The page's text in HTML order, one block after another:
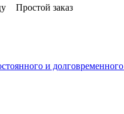
Простой заказ
и